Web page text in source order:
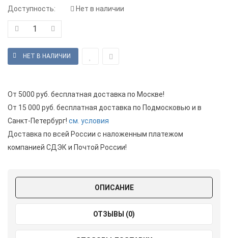
Доступность:
Нет в наличии
От 5000 руб. бесплатная доставка по Москве!
От 15 000 руб. бесплатная доставка по Подмосковью и в
Санкт-Петербург! см. условия
Доставка по всей России с наложенным платежом
компанией СДЭК и Почтой России!
ОПИСАНИЕ
ОТЗЫВЫ (0)